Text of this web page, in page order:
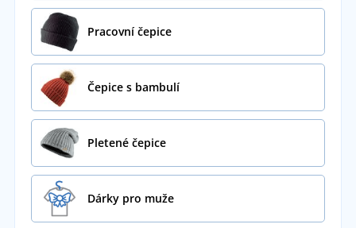
Pracovní čepice
Čepice s bambulí
Pletené čepice
Dárky pro muže